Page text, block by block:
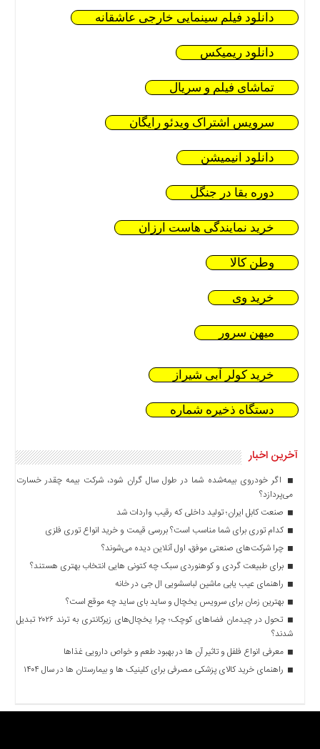
دانلود فیلم سینمایی خارجی عاشقانه
دانلود ریمیکس
تماشای فیلم و سریال
سرویس اشتراک ویدئو رایگان
دانلود انیمیشن
دوره بقا در جنگل
خرید نمایندگی هاست ارزان
وطن کالا
خرید وی
میهن سرور
خرید کولر آبی شیراز
دستگاه ذخیره شماره
آخرین اخبار
اگر خودروی بیمه‌شده شما در طول سال گران شود، شرکت بیمه چقدر خسارت
می‌پردازد؟
صنعت کابل ایران؛ تولید داخلی که رقیب واردات شد
کدام توری برای شما مناسب است؟ بررسی قیمت و خرید انواع توری فلزی
چرا شرکت‌های صنعتی موفق، اول آنلاین دیده می‌شوند؟
برای طبیعت گردی و کوهنوردی سبک چه کتونی هایی انتخاب بهتری هستند؟
راهنمای عیب یابی ماشین لباسشویی ال جی در خانه
بهترین زمان برای سرویس یخچال و ساید بای ساید چه موقع است؟
تحول در چیدمان فضاهای کوچک؛ چرا یخچال‌های زیرکانتری به ترند ۲۰۲۶ تبدیل
شدند؟
معرفی انواع فلفل و تاثیر آن ‌ها در بهبود طعم و خواص دارویی غذاها
راهنمای خرید کالای پزشکی مصرفی برای کلینیک ها و بیمارستان ها در سال ۱۴۰۴